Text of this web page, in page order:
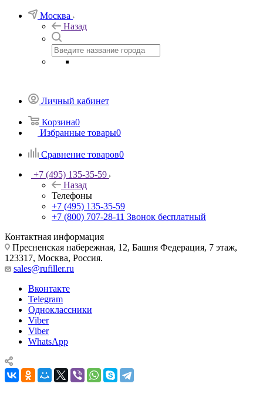
Москва
Назад
Личный кабинет
Корзина0
Избранные товары0
Сравнение товаров0
+7 (495) 135-35-59
Назад
Телефоны
+7 (495) 135-35-59
+7 (800) 707-28-11 Звонок бесплатный
Контактная информация
Пресненская набережная, 12, Башня Федерация, 7 этаж,
123317, Москва, Россия.
sales@rufiller.ru
Вконтакте
Telegram
Одноклассники
Viber
Viber
WhatsApp